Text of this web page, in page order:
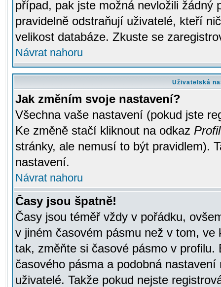
případ, pak jste možná nevložili žádný
pravidelně odstraňují uživatelé, kteří
velikost databáze. Zkuste se
Návrat nahoru
Uživatelská
Jak změním svoje nastavení?
Všechna vaše nastavení (pokud jste
Ke změně stačí kliknout na odkaz Profil
stránky, ale nemusí to být pravidlem).
nastavení.
Návrat nahoru
Časy jsou špatně!
Časy jsou téměř vždy v pořádku,
v jiném časovém pásmu než v tom,
tak, změňte si časové pásmo v
časového pásma a podobná
uživatelé. Takže pokud nejste